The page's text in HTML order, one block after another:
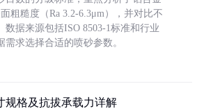
粗糙度（Ra 3.2-6.3μm），并对比不
数据来源包括ISO 8503-1标准和行业
需求选择合适的喷砂参数。
规格及抗拔承载力详解